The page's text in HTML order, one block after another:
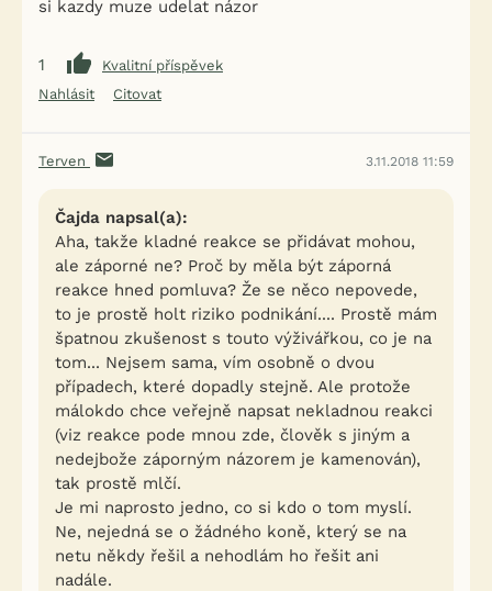
si kazdy muze udelat názor
1
Kvalitní příspěvek
Nahlásit
Citovat
Terven 3.11.2018 11:59
Čajda napsal(a):
Aha, takže kladné reakce se přidávat mohou,
ale záporné ne? Proč by měla být záporná
reakce hned pomluva? Že se něco nepovede,
to je prostě holt riziko podnikání.... Prostě mám
špatnou zkušenost s touto výživářkou, co je na
tom... Nejsem sama, vím osobně o dvou
případech, které dopadly stejně. Ale protože
málokdo chce veřejně napsat nekladnou reakci
(viz reakce pode mnou zde, člověk s jiným a
nedejbože záporným názorem je kamenován),
tak prostě mlčí.
Je mi naprosto jedno, co si kdo o tom myslí.
Ne, nejedná se o žádného koně, který se na
netu někdy řešil a nehodlám ho řešit ani
nadále.